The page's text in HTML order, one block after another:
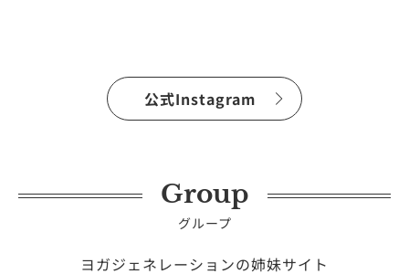
公式Instagram
Group
グループ
ヨガジェネレーションの姉妹サイト